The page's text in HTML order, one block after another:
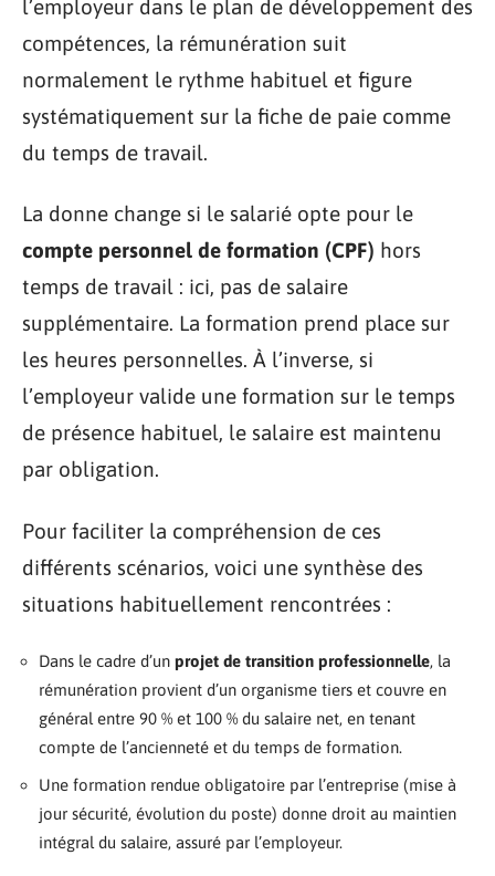
l’employeur dans le plan de développement des
compétences, la rémunération suit
normalement le rythme habituel et figure
systématiquement sur la fiche de paie comme
du temps de travail.
La donne change si le salarié opte pour le
compte personnel de formation (CPF) hors
temps de travail : ici, pas de salaire
supplémentaire. La formation prend place sur
les heures personnelles. À l’inverse, si
l’employeur valide une formation sur le temps
de présence habituel, le salaire est maintenu
par obligation.
Pour faciliter la compréhension de ces
différents scénarios, voici une synthèse des
situations habituellement rencontrées :
Dans le cadre d’un projet de transition professionnelle, la
rémunération provient d’un organisme tiers et couvre en
général entre 90 % et 100 % du salaire net, en tenant
compte de l’ancienneté et du temps de formation.
Une formation rendue obligatoire par l’entreprise (mise à
jour sécurité, évolution du poste) donne droit au maintien
intégral du salaire, assuré par l’employeur.